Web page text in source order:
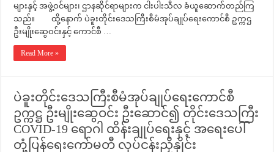
များနှင့် အဖွဲ့ဝင်များ၊ ဌာနဆိုင်ရာများက ငါးပါးသီလ ခံယူဆောက်တည်‌ကြ
သည်။ ထို့နောက် ပဲခူးတိုင်းဒေသကြီးစီမံအုပ်ချုပ်ရေးကောင်စီ ဥက္ကဌ
ဦးမျိုးဆွေဝင်းနှင့် ကောင်စီ …
Read More »
ပဲခူးတိုင်းဒေသကြီးစီမံအုပ်ချုပ်ရေးကောင်စီ
ဥက္ကဋ္ဌ ဦးမျိုးဆွေဝင်း ဦးဆောင်၍ တိုင်းဒေသကြီး
COVID-19 ရောဂါ ထိန်းချုပ်ရေးနှင့် အရေးပေါ်
တုံ့ပြန်ရေးကော်မတီ လုပ်ငန်းညှိနှိုင်း